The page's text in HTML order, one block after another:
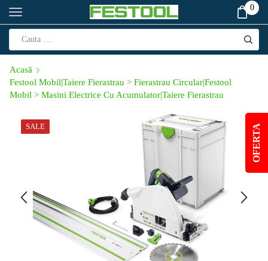
0
Acasă
Festool Mobil|Taiere Fierastrau > Fierastrau Circular|Festool
Mobil > Masini Electrice Cu Acumulator|Taiere Fierastrau
SALE OFERTA